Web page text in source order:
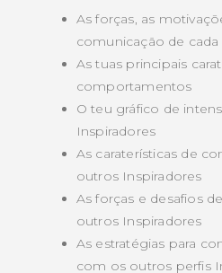
As forças, as
comunicação de cada
As tuas principais
comportamentos
O teu gráfico de
Inspiradores
As caraterísticas de
outros Inspiradores
As forças e desafios
outros Inspiradores
As estratégias para
com os outros perfis